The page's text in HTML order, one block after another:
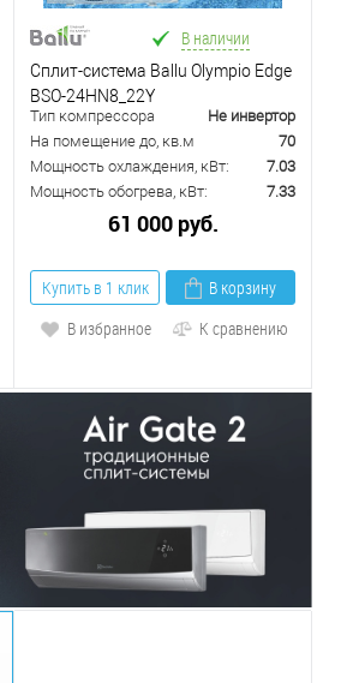
В наличии
Сплит-система Ballu Olympio Edge
BSO-24HN8_22Y
Тип компрессора
Не инвертор
На помещение до, кв.м
70
Мощность охлаждения, кВт:
7.03
Мощность обогрева, кВт:
7.33
61 000 руб.
Купить в 1 клик
В корзину
В избранное
К сравнению